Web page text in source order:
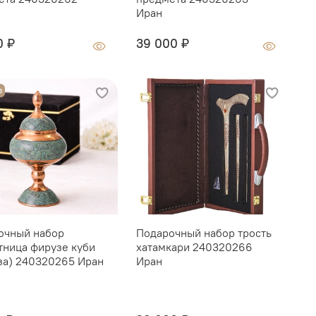
₽
набор
фирузе куби
240320265 Иран
Иран
39 000 ₽
Подарочный набор трость
хатамкари 240320266
Иран